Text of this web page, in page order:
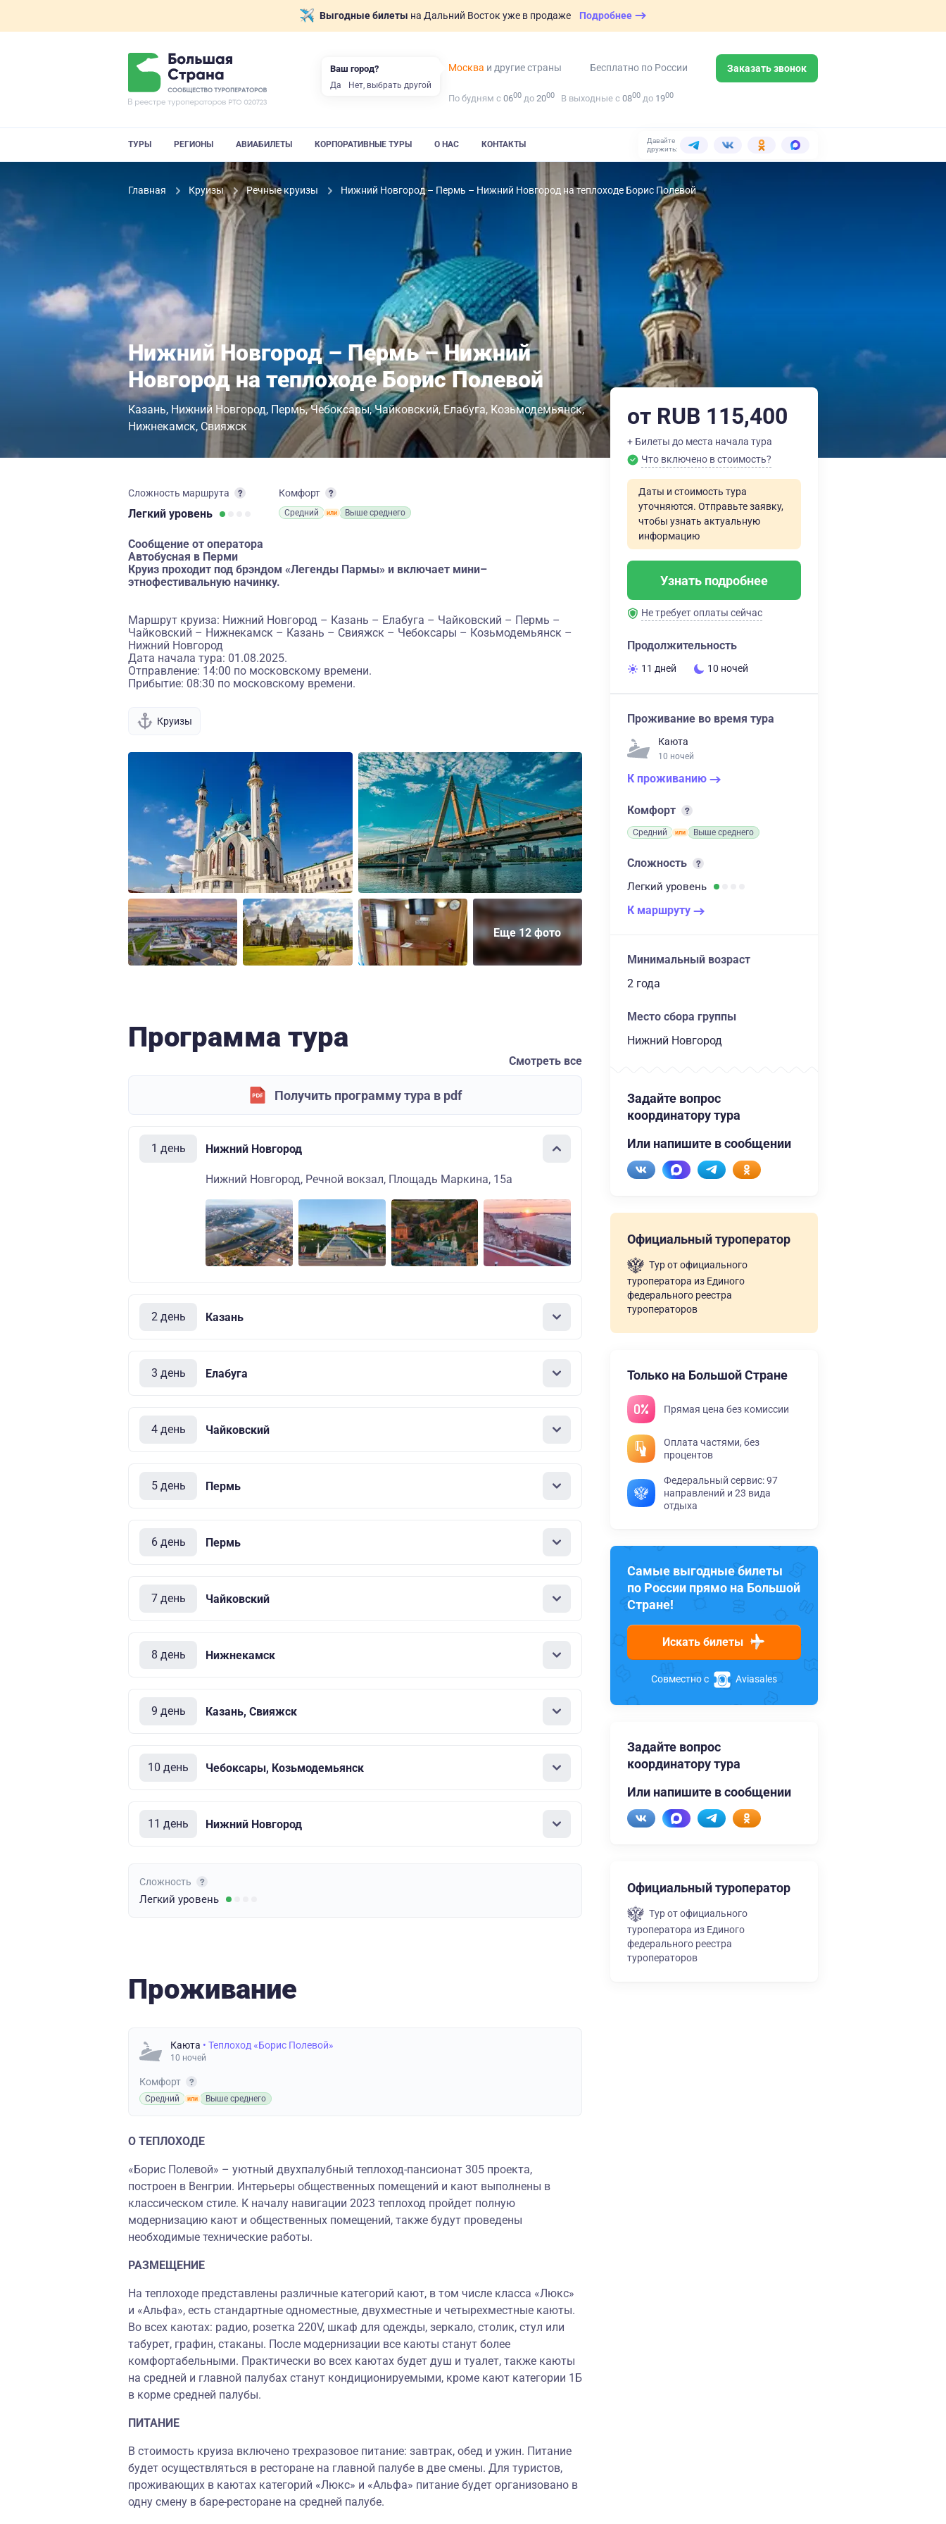
Выгодные билеты на Дальний Восток уже в продаже Подробнее
Москва и другие страны Бесплатно по России Заказать звонок
По будням с 0600 до 2000 В выходные с 0800 до 1900
ТУРЫ РЕГИОНЫ АВИАБИЛЕТЫ КОРПОРАТИВНЫЕ ТУРЫ О НАС КОНТАКТЫ
Давайте
дружить:
Главная Круизы Речные круизы Нижний Новгород – Пермь – Нижний Новгород на теплоходе Борис Полевой
Нижний Новгород – Пермь – Нижний
Новгород на теплоходе Борис Полевой
Казань Нижний Новгород Пермь Чебоксары Чайковский Елабуга Козьмодемьянск
Нижнекамск Свияжск
Сложность маршрута
Легкий уровень
Комфорт
Средний Выше среднего
Сообщение от оператора
Автобусная в Перми
Круиз проходит под брэндом «Легенды Пармы» и включает мини–
этнофестивальную начинку.
Маршрут круиза: Нижний Новгород – Казань – Елабуга – Чайковский – Пермь –
Чайковский – Нижнекамск – Казань – Свияжск – Чебоксары – Козьмодемьянск –
Нижний Новгород
Дата начала тура: 01.08.2025.
Отправление: 14:00 по московскому времени.
Прибытие: 08:30 по московскому времени.
Круизы
Еще 12 фото
Программа тура
Смотреть все
Получить программу тура в pdf
1 день Нижний Новгород
Нижний Новгород, Речной вокзал, Площадь Маркина, 15а
2 день Казань
3 день Елабуга
4 день Чайковский
5 день Пермь
6 день Пермь
7 день Чайковский
8 день Нижнекамск
9 день Казань, Свияжск
10 день Чебоксары, Козьмодемьянск
11 день Нижний Новгород
Сложность
Легкий уровень
Проживание
Каюта • Теплоход «Борис Полевой»
10 ночей
Комфорт
Средний Выше среднего
О ТЕПЛОХОДЕ
«Борис Полевой» – уютный двухпалубный теплоход-пансионат 305 проекта,
построен в Венгрии. Интерьеры общественных помещений и кают выполнены в
классическом стиле. К началу навигации 2023 теплоход пройдет полную
модернизацию кают и общественных помещений, также будут проведены
необходимые технические работы.
РАЗМЕЩЕНИЕ
На теплоходе представлены различные категорий кают, в том числе класса «Люкс»
и «Альфа», есть стандартные одноместные, двухместные и четырехместные каюты.
Во всех каютах: радио, розетка 220V, шкаф для одежды, зеркало, столик, стул или
табурет, графин, стаканы. После модернизации все каюты станут более
комфортабельными. Практически во всех каютах будет душ и туалет, также каюты
на средней и главной палубах станут кондиционируемыми, кроме кают категории 1Б
в корме средней палубы.
ПИТАНИЕ
В стоимость круиза включено трехразовое питание: завтрак, обед и ужин. Питание
будет осуществляться в ресторане на главной палубе в две смены. Для туристов,
проживающих в каютах категорий «Люкс» и «Альфа» питание будет организовано в
одну смену в баре-ресторане на средней палубе.
от RUB 115,400
+ Билеты до места начала тура
Что включено в стоимость?
Даты и стоимость тура
уточняются. Отправьте заявку,
чтобы узнать актуальную
информацию
Узнать подробнее
Не требует оплаты сейчас
Продолжительность
11 дней 10 ночей
Проживание во время тура
Каюта
10 ночей
К проживанию
Комфорт
Средний Выше среднего
Сложность
Легкий уровень
К маршруту
Минимальный возраст
2 года
Место сбора группы
Нижний Новгород
Задайте вопрос
координатору тура
Или напишите в сообщении
Официальный туроператор
Тур от официального
туроператора из Единого
федерального реестра
туроператоров
Только на Большой Стране
Прямая цена без комиссии
Оплата частями, без
процентов
Федеральный сервис: 97
направлений и 23 вида
отдыха
Самые выгодные билеты
по России прямо на Большой
Стране!
Искать билеты
Совместно с Aviasales
Задайте вопрос
координатору тура
Или напишите в сообщении
Официальный туроператор
Тур от официального
туроператора из Единого
федерального реестра
туроператоров
Ваш город?
Да Нет, выбрать другой